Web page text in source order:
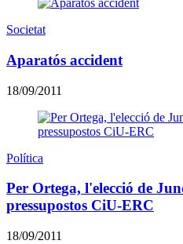
Societat
Aparatós accident
18/09/2011
Política
Per Ortega, l'elecció de
pressupostos CiU-ERC
18/09/2011